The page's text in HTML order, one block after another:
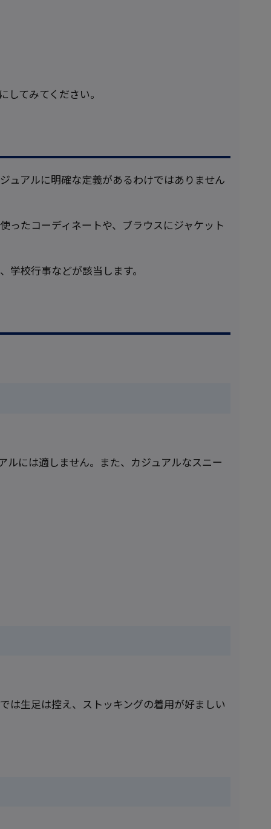
てみてください。
ュアルに明確な定義があるわけではありません
ったコーディネートや、ブラウスにジャケット
校行事などが該当します。
には適しません。また、カジュアルなスニー
は生足は控え、ストッキングの着用が好ましい